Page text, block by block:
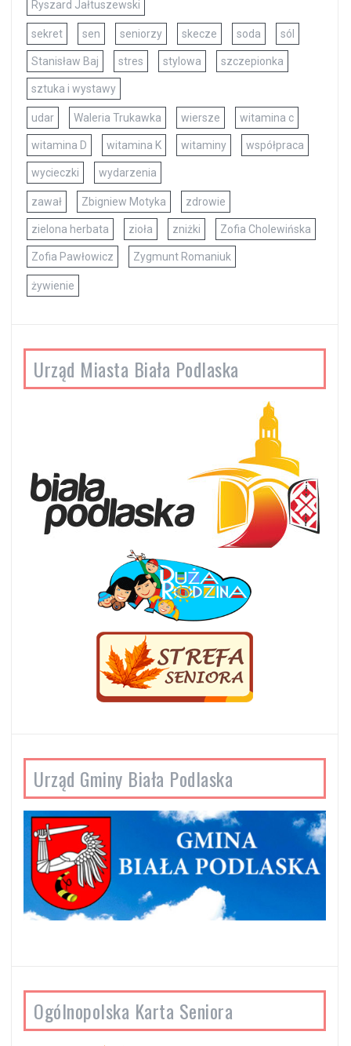
Ryszard Jałtuszewski
sekret sen seniorzy skecze soda sól
Stanisław Baj stres stylowa szczepionka
sztuka i wystawy
udar Waleria Trukawka wiersze witamina c
witamina D witamina K witaminy współpraca
wycieczki wydarzenia
zawał Zbigniew Motyka zdrowie
zielona herbata zioła zniżki Zofia Cholewińska
Zofia Pawłowicz Zygmunt Romaniuk
żywienie
Urząd Miasta Biała Podlaska
Urząd Gminy Biała Podlaska
Ogólnopolska Karta Seniora